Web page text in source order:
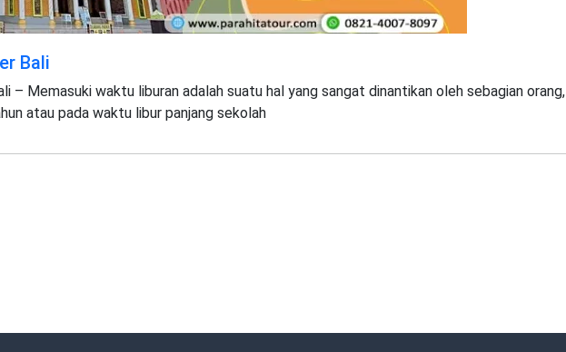
Bali
– Memasuki waktu liburan adalah suatu hal yang sangat dinantikan oleh sebagian orang,
atau pada waktu libur panjang sekolah